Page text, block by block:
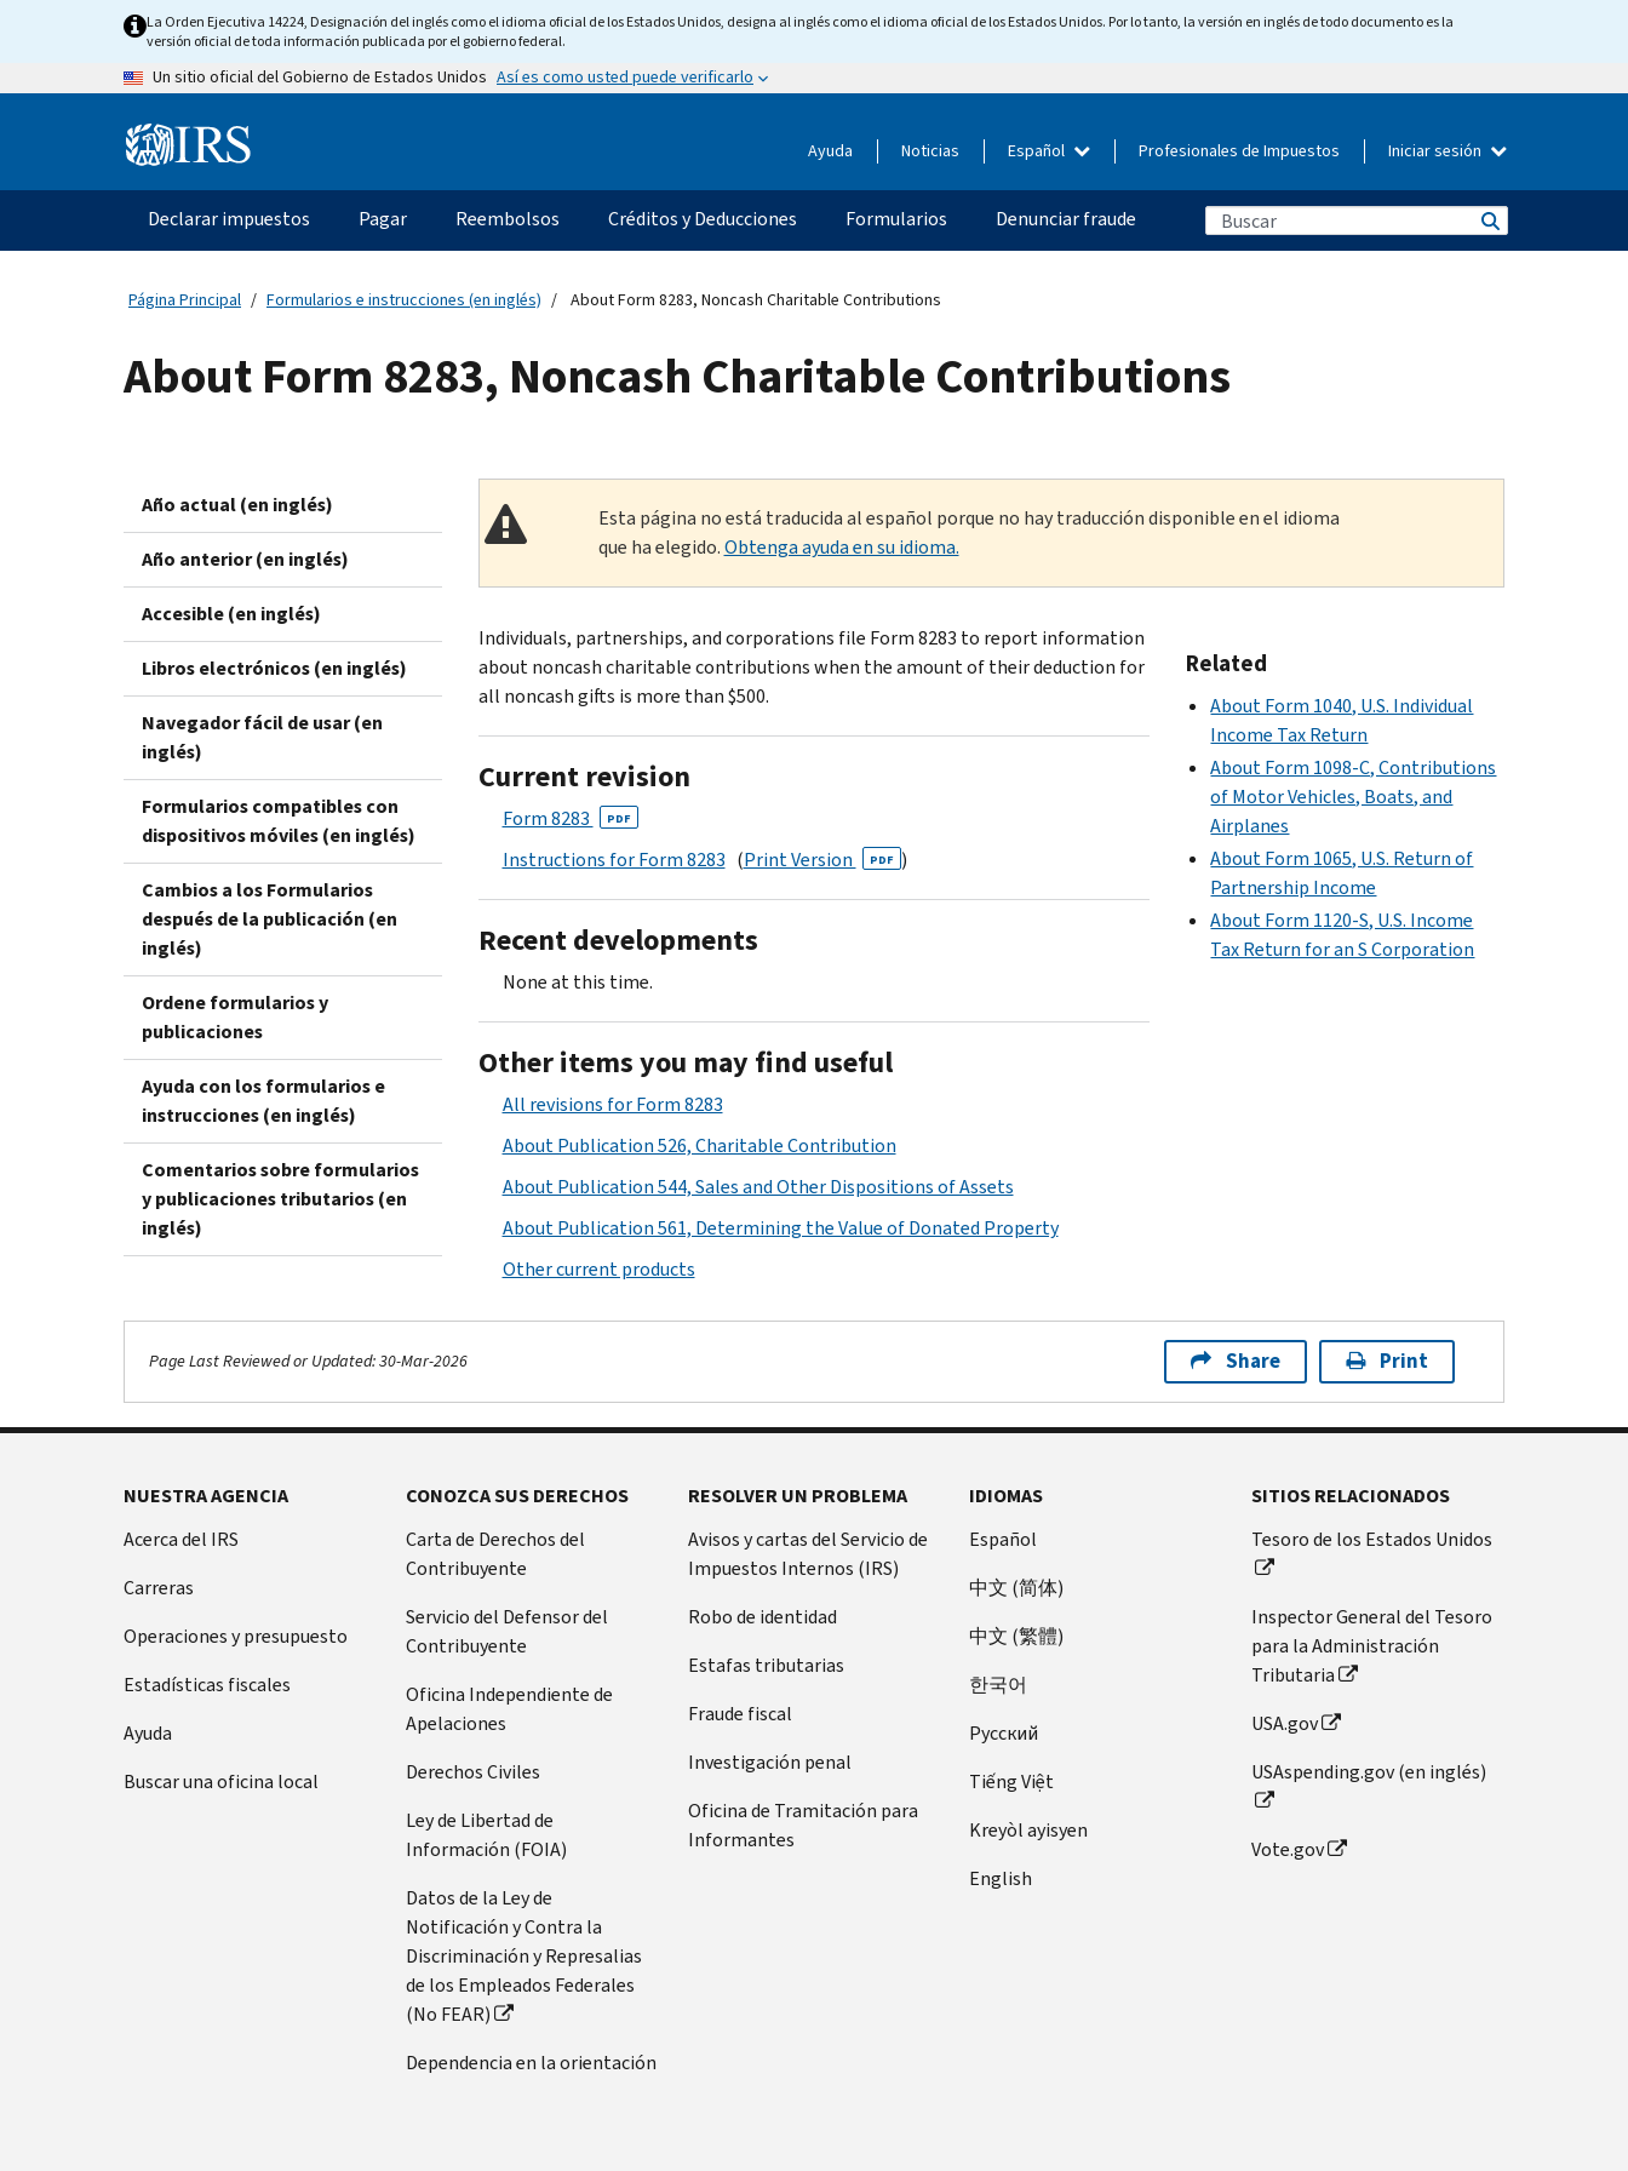
content
La Orden Ejecutiva 14224, Designación del inglés como el idioma oficial de los Estados Unidos, designa al inglés como el idioma oficial de los Estados Unidos. Por lo tanto, la versión en inglés de todo documento es la
versión oficial de toda información publicada por el gobierno federal.
Un sitio oficial del Gobierno de Estados Unidos Así es como usted puede verificarlo
Information Ayuda Noticias Español Profesionales de Impuestos Iniciar sesión
Navegación
principal
Declarar impuestos Pagar Reembolsos Créditos y Deducciones Formularios Denunciar fraude
Página Principal Formularios e instrucciones (en inglés) About Form 8283, Noncash Charitable Contributions
About Form 8283, Noncash Charitable Contributions
Año actual (en inglés)
Año anterior (en inglés)
Accesible (en inglés)
Libros electrónicos (en inglés)
Navegador fácil de usar (en
inglés)
Formularios compatibles con
dispositivos móviles (en inglés)
Cambios a los Formularios
después de la publicación (en
inglés)
Ordene formularios y
publicaciones
Ayuda con los formularios e
instrucciones (en inglés)
Comentarios sobre formularios
y publicaciones tributarios (en
inglés)
Esta página no está traducida al español porque no hay traducción disponible en el idioma
que ha elegido.Obtenga ayuda en su idioma.
Individuals, partnerships, and corporations file Form 8283 to report information
about noncash charitable contributions when the amount of their deduction for
all noncash gifts is more than $500.
Current revision
Form 8283 PDF
Instructions for Form 8283 (Print Version PDF )
Recent developments
None at this time.
Other items you may find useful
All revisions for Form 8283
About Publication 526, Charitable Contribution
About Publication 544, Sales and Other Dispositions of Assets
About Publication 561, Determining the Value of Donated Property
Other current products
Related
About Form 1040, U.S. Individual
Income Tax Return
About Form 1098-C, Contributions
of Motor Vehicles, Boats, and
Airplanes
About Form 1065, U.S. Return of
Partnership Income
About Form 1120-S, U.S. Income
Tax Return for an S Corporation
Page Last Reviewed or Updated: 30-Mar-2026 Share Print
NUESTRA AGENCIA
Acerca del IRS
Carreras
Operaciones y presupuesto
Estadísticas fiscales
Ayuda
Buscar una oficina local
CONOZCA SUS DERECHOS
Carta de Derechos del
Contribuyente
Servicio del Defensor del
Contribuyente
Oficina Independiente de
Apelaciones
Derechos Civiles
Ley de Libertad de
Información (FOIA)
Datos de la Ley de
Notificación y Contra la
Discriminación y Represalias
de los Empleados Federales
(No FEAR)
Dependencia en la orientación
RESOLVER UN PROBLEMA
Avisos y cartas del Servicio de
Impuestos Internos (IRS)
Robo de identidad
Estafas tributarias
Fraude fiscal
Investigación penal
Oficina de Tramitación para
Informantes
IDIOMAS
Español
中文 (简体)
中文 (繁體)
한국어
Pусский
Tiếng Việt
Kreyòl ayisyen
English
SITIOS RELACIONADOS
Tesoro de los Estados Unidos
Inspector General del Tesoro
para la Administración
Tributaria
USA.gov
USAspending.gov (en inglés)
Vote.gov